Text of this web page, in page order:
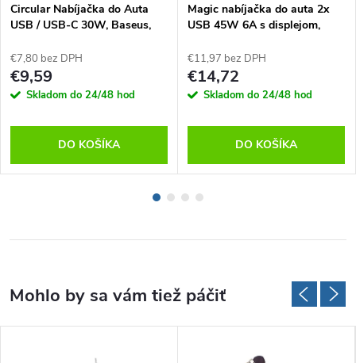
Circular Nabíjačka do Auta
USB / USB-C 30W, Baseus,
€7,80 bez DPH
€9,59
Skladom do 24/48 hod
DO KOŠÍKA
Magic nabíjačka do auta 2x
USB 45W 6A s displejom,
€11,97 bez DPH
€14,72
Skladom do 24/48 hod
DO KOŠÍKA